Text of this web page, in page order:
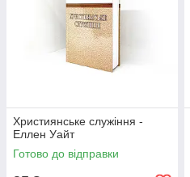
Християнське служіння -
Еллен Уайт
Готово до відправки